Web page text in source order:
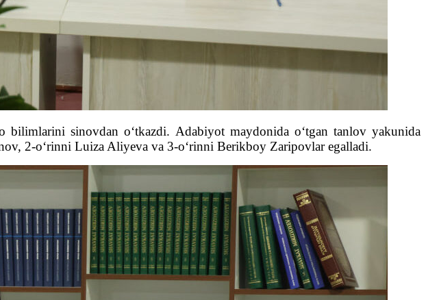
bilimlarini sinovdan o‘tkazdi. Adabiyot maydonida o‘tgan tanlov yakunida
2-o‘rinni Luiza Aliyeva va 3-o‘rinni Berikboy Zaripovlar egalladi.